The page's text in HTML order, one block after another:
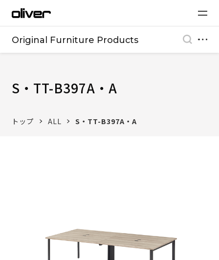
Original Furniture Products
S・TT-B397A・A
トップ ALL S・TT-B397A・A